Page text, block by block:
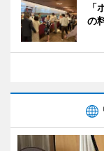
「
の